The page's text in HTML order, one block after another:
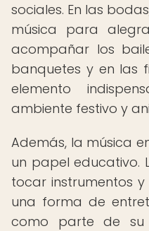
sociales. En las
música para
acompañar los
banquetes y en las
elemento
ambiente festivo y
Además, la música
un papel educativo.
tocar instrumentos
una forma de
como parte de su